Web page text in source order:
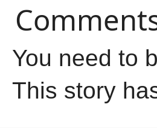
You need to
This story